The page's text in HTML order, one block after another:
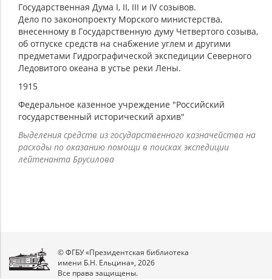
Государственная Дума I, II, III и IV созывов.
Дело по законопроекту Морского министерства,
внесенному в Государственную думу Четвертого созыва,
об отпуске средств на снабжение углем и другими
предметами Гидрографической экспедиции Северного
Ледовитого океана в устье реки Лены.
1915
Федеральное казенное учреждение "Российский
государственный исторический архив"
Выделения средств из государственного казначейства на
расходы по оказанию помощи в поисках экспедиции
лейтенанта Брусилова
© ФГБУ «Президентская библиотека
имени Б.Н. Ельцина», 2026
Все права защищены.